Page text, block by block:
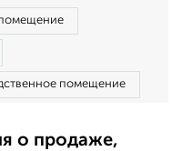
помещение
о продаже,